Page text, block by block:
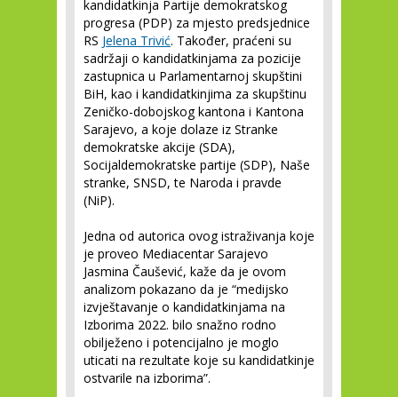
kandidatkinja Partije demokratskog
progresa (PDP) za mjesto predsjednice
RS Jelena Trivić. Također, praćeni su
sadržaji o kandidatkinjama za pozicije
zastupnica u Parlamentarnoj skupštini
BiH, kao i kandidatkinjima za skupštinu
Zeničko-dobojskog kantona i Kantona
Sarajevo, a koje dolaze iz Stranke
demokratske akcije (SDA),
Socijaldemokratske partije (SDP), Naše
stranke, SNSD, te Naroda i pravde
(NiP).
Jedna od autorica ovog istraživanja koje
je proveo Mediacentar Sarajevo
Jasmina Čaušević, kaže da je ovom
analizom pokazano da je “medijsko
izvještavanje o kandidatkinjama na
Izborima 2022. bilo snažno rodno
obilježeno i potencijalno je moglo
uticati na rezultate koje su kandidatkinje
ostvarile na izborima”.